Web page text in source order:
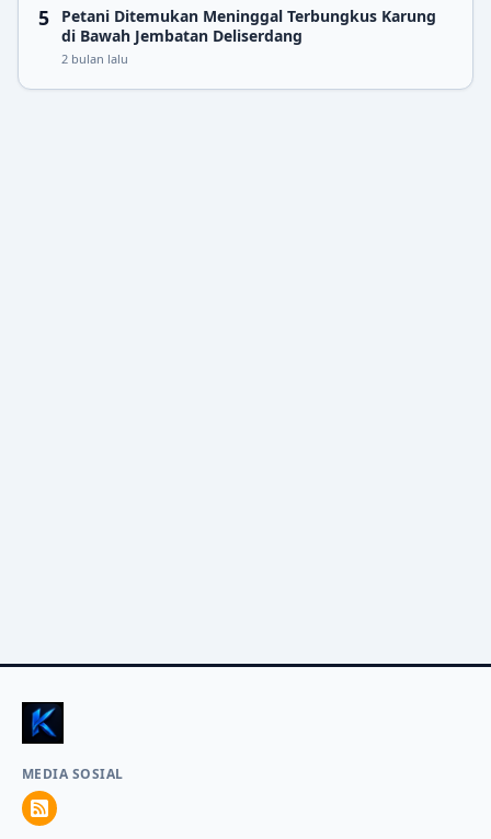
Petani Ditemukan Meninggal Terbungkus Karung
di Bawah Jembatan Deliserdang
2 bulan lalu
MEDIA SOSIAL